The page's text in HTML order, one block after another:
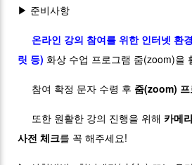
▶ 준비사항
온라인 강의 참여를 위한 인터넷 환
릿 등) 화상 수업 프로그램 줌(zoom)을
참여 확정 문자 수령 후 줌(zoom)
또한 원활한 강의 진행을 위해 카메
사전 체크를 꼭 해주세요!